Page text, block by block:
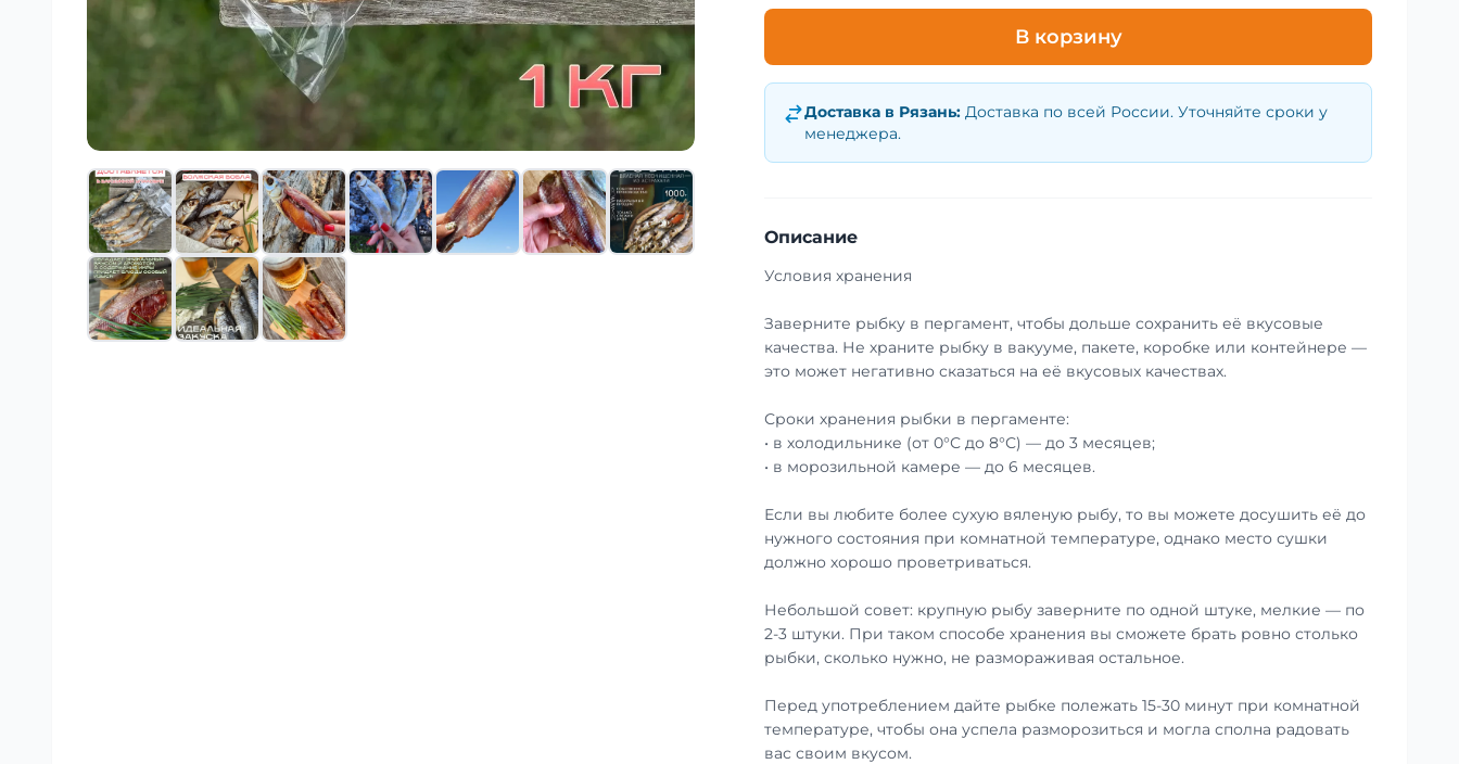
В корзину
Доставка в Рязань: Доставка по всей России. Уточняйте сроки у
менеджера.
Описание
Условия хранения
Заверните рыбку в пергамент, чтобы дольше сохранить её вкусовые
качества. Не храните рыбку в вакууме, пакете, коробке или контейнере —
это может негативно сказаться на её вкусовых качествах.
Сроки хранения рыбки в пергаменте:
• в холодильнике (от 0°С до 8°С) — до 3 месяцев;
• в морозильной камере — до 6 месяцев.
Если вы любите более сухую вяленую рыбу, то вы можете досушить её до
нужного состояния при комнатной температуре, однако место сушки
должно хорошо проветриваться.
Небольшой совет: крупную рыбу заверните по одной штуке, мелкие — по
2-3 штуки. При таком способе хранения вы сможете брать ровно столько
рыбки, сколько нужно, не размораживая остальное.
Перед употреблением дайте рыбке полежать 15-30 минут при комнатной
температуре, чтобы она успела разморозиться и могла сполна радовать
вас своим вкусом.